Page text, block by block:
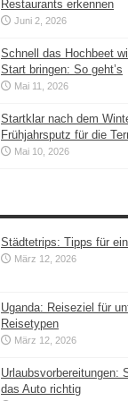
Restaurants erkennen
Juni 2, 2026
Schnell das Hochbeet
Start bringen: So geht’s
Mai 11, 2026
Startklar nach dem
Frühjahrsputz für die
Mai 10, 2026
Städtetrips: Tipps für
März 12, 2026
Uganda: Reiseziel für
Reisetypen
März 12, 2026
Urlaubsvorbereitungen:
das Auto richtig